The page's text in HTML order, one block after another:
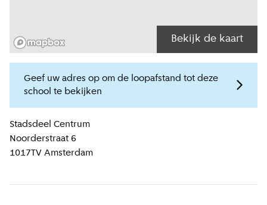
Bekijk de kaart
Geef uw adres op om de loopafstand tot deze
school te bekijken
Locatiegegevens
Stadsdeel Centrum
Noorderstraat 6
1017TV Amsterdam